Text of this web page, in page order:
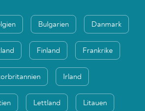
Bulgarien Danmark
Finland Frankrike
Irland
Lettland Litauen